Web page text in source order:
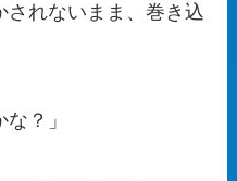
されないまま、巻き込
？」